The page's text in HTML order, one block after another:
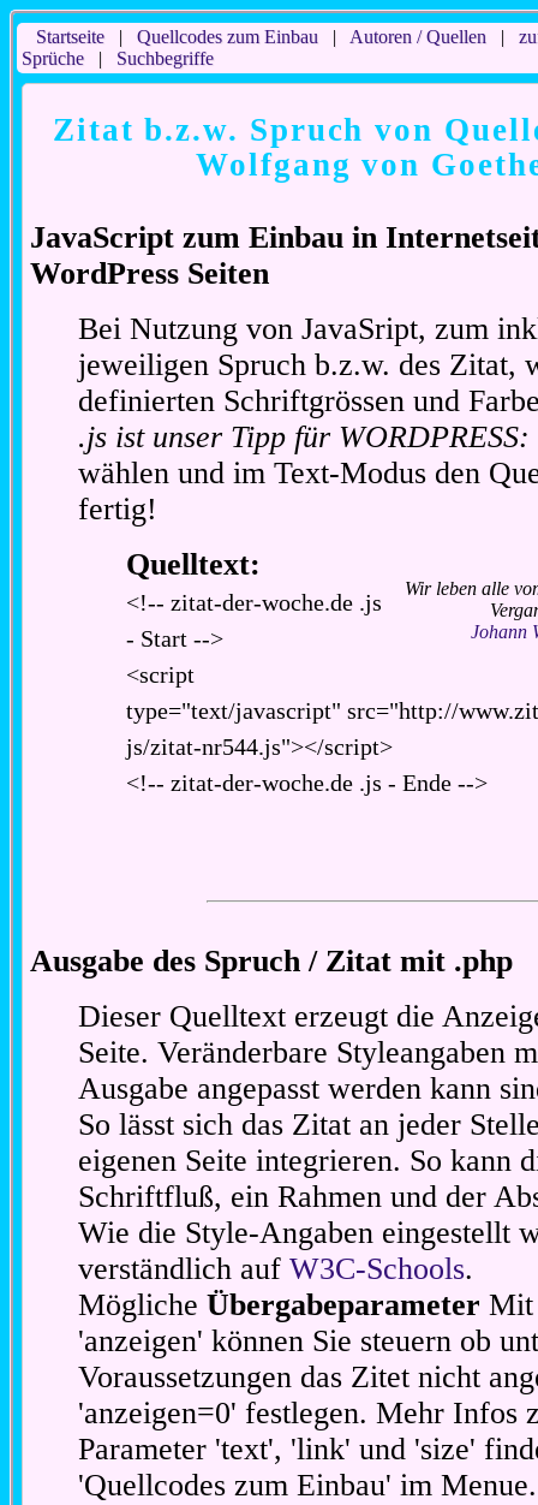
Startseite| Quellcodes zum Einbau | Autoren / Quellen |
Sprüche| Suchbegriffe
Zitat b.z.w. Spruch von
Wolfgang von
JavaScript zum Einbau in
WordPress Seiten
Bei Nutzung von JavaSript, zum
jeweiligen Spruch b.z.w. des Zitat,
definierten Schriftgrössen und
.js ist unser Tipp für WORDPRESS:
wählen und im Text-Modus den
fertig!
Wir leben alle
Johann
Quelltext:
<!-- zitat-der-woche.de .js
- Start -->
<script
type="text/javascript" src="http://
js/zitat-nr544.js"></script>
<!-- zitat-der-woche.de .js - Ende -->
Ausgabe des Spruch / Zitat mit .php
Dieser Quelltext erzeugt die
Seite. Veränderbare Styleangaben
Ausgabe angepasst werden kann
So lässt sich das Zitat an jeder
eigenen Seite integrieren. So kann
Schriftfluß, ein Rahmen und der
Wie die Style-Angaben eingestellt
verständlich aufW3C-Schools.
MöglicheÜbergabeparameter Mit
'anzeigen' können Sie steuern ob
Voraussetzungen das Zitet nicht
'anzeigen=0' festlegen. Mehr Infos
Parameter 'text', 'link' und 'size'
'Quellcodes zum Einbau' im Menue.